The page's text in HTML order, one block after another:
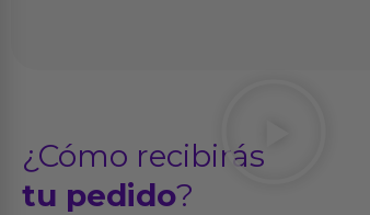
¿Cómo recibirás
tu pedido?